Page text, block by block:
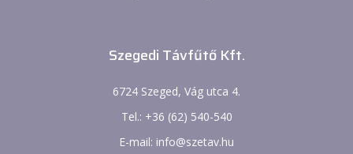
Szegedi Távfűtő Kft.
6724 Szeged, Vág utca 4.
Tel.: +36 (62) 540-540
E-mail: info@szetav.hu